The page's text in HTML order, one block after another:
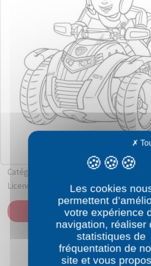
Catégorie: Pat patrouille
Licence: Keith Chapman
IMPRIMER
Les cookies
permettent
votre expérience
navigation, réaliser
statistiques de
fréquentation de
site et vous